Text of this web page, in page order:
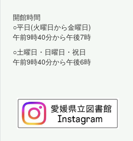
開館時間
○平日(火曜日から金曜日)
午前9時40分から午後7時
○土曜日・日曜日・祝日
午前9時40分から午後6時